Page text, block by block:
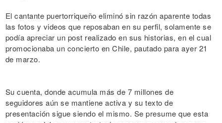
El cantante puertorriqueño eliminó sin razón aparente todas
las fotos y videos que reposaban en su perfil, solamente se
podía apreciar un post realizado en sus historias, en el cual
promocionaba un concierto en Chile, pautado para ayer 21
de marzo.
Su cuenta, donde acumula más de 7 millones de
seguidores aún se mantiene activa y su texto de
presentación sigue siendo el mismo. Se presume que esta